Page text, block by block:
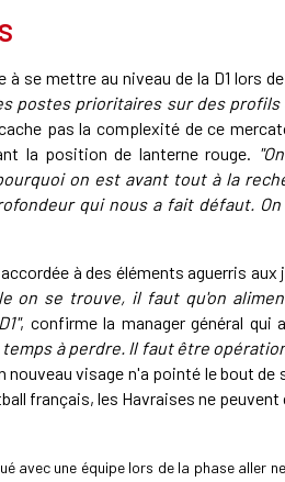
se mettre au niveau de la D1 lors
postes prioritaires sur des profils
pas la complexité de ce
la position de lanterne rouge.
on est avant tout à la
qui nous a fait défaut. On
à des éléments aguerris aux
on se trouve, il faut qu'on
, confirme la manager général qui
temps à perdre. Il faut être
visage n'a pointé le bout de
français, les Havraises ne
avec une équipe lors de la phase aller